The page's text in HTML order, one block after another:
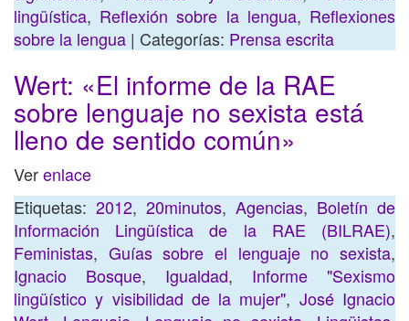
lingüística, Reflexión sobre la lengua, Reflexiones
sobre la lengua | Categorías: Prensa escrita
Wert: «El informe de la RAE
sobre lenguaje no sexista está
lleno de sentido común»
Verenlace
Etiquetas: 2012, 20minutos, Agencias, Boletín de
Información Lingüística de la RAE (BILRAE),
Feministas, Guías sobre el lenguaje no sexista,
Ignacio Bosque, Igualdad, Informe "Sexismo
lingüístico y visibilidad de la mujer", José Ignacio